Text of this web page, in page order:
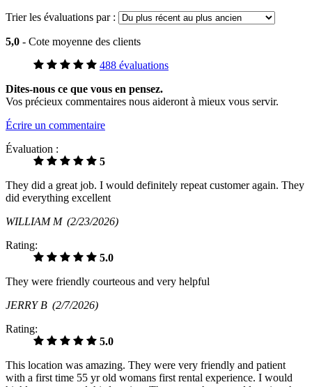
Trier les évaluations par :
5,0 - Cote moyenne des clients
488 évaluations
Dites-nous ce que vous en pensez.
Vos précieux commentaires nous aideront à mieux vous servir.
Écrire un commentaire
Évaluation :
5
They did a great job. I would definitely repeat customer again. They
did everything excellent
WILLIAM M (2/23/2026)
Rating:
5.0
They were friendly courteous and very helpful
JERRY B (2/7/2026)
Rating:
5.0
This location was amazing. They were very friendly and patient
with a first time 55 yr old womans first rental experience. I would